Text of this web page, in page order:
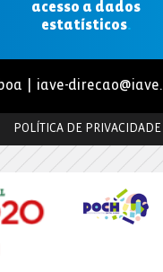
acesso a dados
estatísticos.
| iave-
POLÍTICA DE PRIVACIDADE